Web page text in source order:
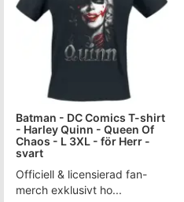
Batman - DC Comics T-shirt
- Harley Quinn - Queen Of
Chaos - L 3XL - för Herr -
svart
Officiell & licensierad fan-
merch exklusivt ho...